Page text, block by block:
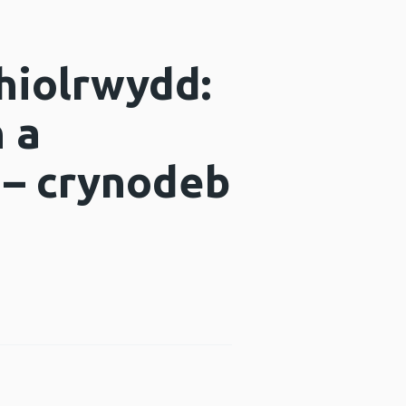
a
crynodeb